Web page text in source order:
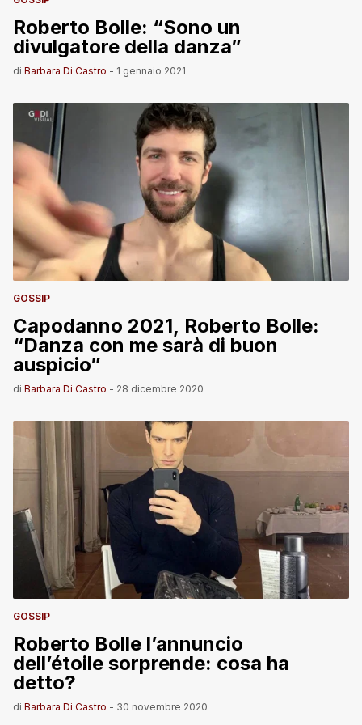
Roberto Bolle: “Sono un
divulgatore della danza”
di Barbara Di Castro - 1 gennaio 2021
GOSSIP
Capodanno 2021, Roberto Bolle:
“Danza con me sarà di buon
auspicio”
di Barbara Di Castro - 28 dicembre 2020
GOSSIP
Roberto Bolle l’annuncio
dell’étoile sorprende: cosa ha
detto?
di Barbara Di Castro - 30 novembre 2020